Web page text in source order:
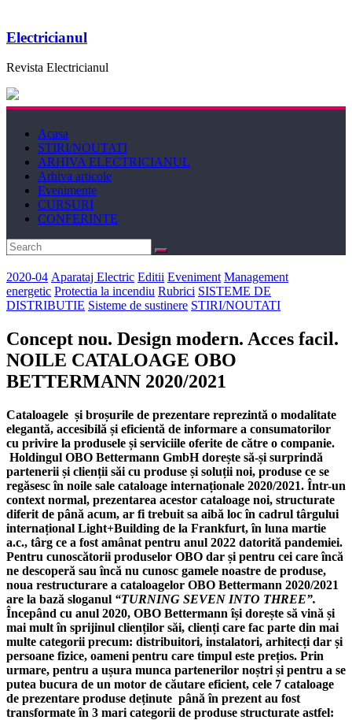
Electricianul
Revista Electricianul
Acasa
STIRI/NOUTATI
ARHIVA ELECTRICIANUL
Arhiva articole
Evenimente
CURSURI
CONFERINTE
2020-04 Aparataj Electric Editii Eveniment Management
energetic Protectia la incendiu Rubrici SISTEME DE
DISTRIBUTIE Sisteme de sustinere STIRI/NOUTATI
Concept nou. Design modern. Acces facil.
NOILE CATALOAGE OBO
BETTERMANN 2020/2021
Cataloagele și broșurile de prezentare reprezintă o modalitate
elegantă, accesibilă și eficientă de informare a consumatorilor
cu privire la produsele și serviciile oferite de către o companie.
Holdingul OBO Bettermann GmbH dorește să-și surprindă
partenerii și clienții săi cu produse și soluții noi, produse ce se
regăsesc în noile sale cataloage internaționale 2020/2021. Într-un
context normal, prezentarea acestor cataloage noi, structurate
diferit de până acum, ar fi trebuit sa aibă loc în cadrul târgului
internațional Light+Building de la Frankfurt, în luna martie
a.c., târg ce a fost amânat pentru anul 2022 datorită pandemiei.
Pentru cunoscătorii produselor OBO dar și pentru cei care încă
ne descoperă sau încă nu cunosc gamele noastre de produse,
noua restructurare a cataloagelor OBO Bettermann 2020/2021
are la bază sloganul “TURNING SEVEN INTO THREE”.
Începând cu anul 2020, OBO Bettermann își dorește să vină și
mai mult în sprijinul clienților săi, clienți care fac parte din mai
multe categorii precum: distribuitori, instalatori, arhitecți dar și
persoane fizice, oameni pentru care timpul este prețios. Prin
urmare, pentru a ușura munca partenerilor noștri și pentru a se
putea bucura de un motor de căutare eficient, cele 7 cataloage
de prezentare produse deținute până în prezent au fost
transformate în 3 mari categorii de produse structurate astfel: